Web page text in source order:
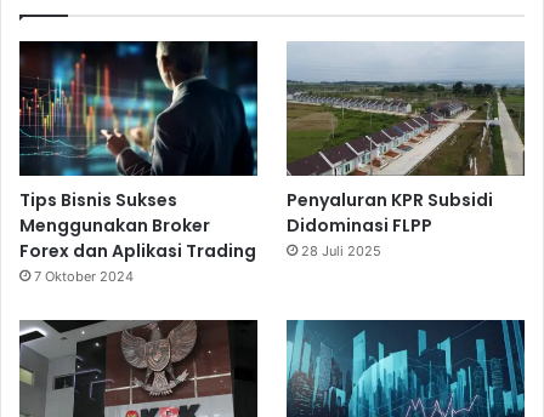
Tips Bisnis Sukses
Menggunakan Broker
Forex dan Aplikasi Trading
7 Oktober 2024
Penyaluran KPR Subsidi
Didominasi FLPP
28 Juli 2025